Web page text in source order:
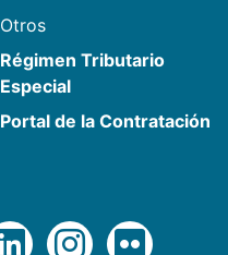
Otros
Régimen Tributario
Especial
Portal de la Contratación